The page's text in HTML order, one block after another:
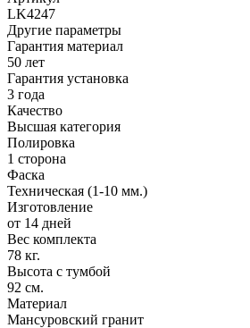
LK4247
Другие параметры
Гарантия материал
50 лет
Гарантия установка
3 года
Качество
Высшая категория
Полировка
1 сторона
Фаска
Техническая (1-10 мм.)
Изготовление
от 14 дней
Вес комплекта
78 кг.
Высота с тумбой
92 см.
Материал
Мансуровский гранит